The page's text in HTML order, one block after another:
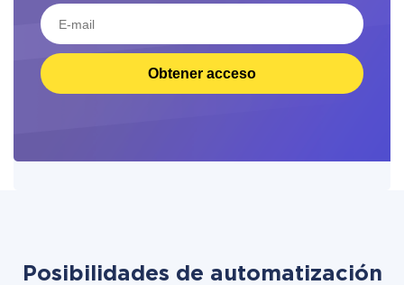
Obtener acceso
Posibilidades de automatización